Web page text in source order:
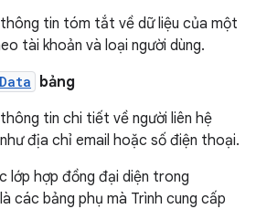
tin tóm tắt về dữ liệu của một
tài khoản và loại người dùng.
bảng
tin chi tiết về người liên hệ
địa chỉ email hoặc số điện thoại.
lớp hợp đồng đại diện trong
là các bảng phụ mà Trình cung cấp